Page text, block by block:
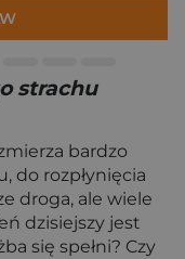
strachu
bardzo
do rozpłynięcia
droga, ale wiele
dzisiejszy jest
się spełni? Czy